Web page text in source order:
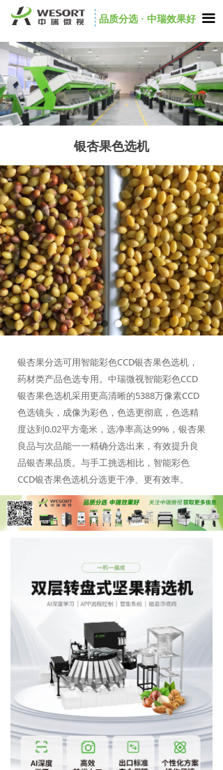
品质分选 · 中瑞效果好 끀
银杏果色选机
银杏果分选可用智能彩色CCD银杏果色选机，
药材类产品色选专用。中瑞微视智能彩色CCD
银杏果色选机采用更高清晰的5388万像素CCD
色选镜头，成像为彩色，色选更彻底，色选精
度达到0.02平方毫米，选净率高达99%，银杏果
良品与次品能一一精确分选出来，有效提升良
品银杏果品质。与手工挑选相比，智能彩色
CCD银杏果色选机分选更干净、更有效率。